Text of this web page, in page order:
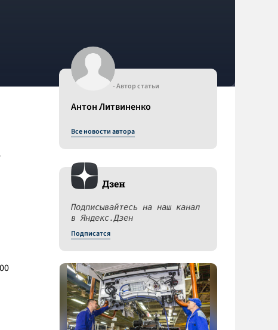
- Автор статьи
Антон Литвиненко
Все новости автора
Дзен
Подписывайтесь на наш канал
в Яндекс.Дзен
Подписатся